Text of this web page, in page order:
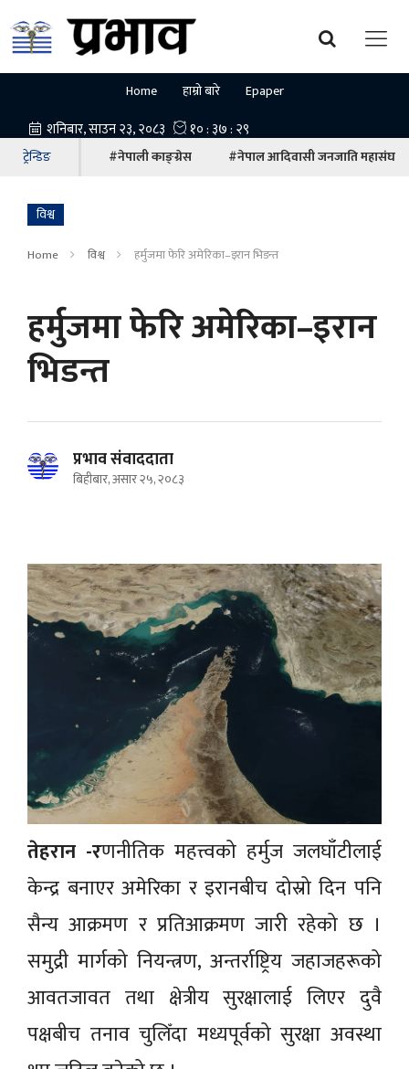
Home हाम्रो बारे Epaper
ट्रेन्डिङ #नेपाली काङ्ग्रेस #नेपाल आदिवासी जनजाति महासंघ
विश्व
Home विश्व हर्मुजमा फेरि अमेरिका–इरान भिडन्त
हर्मुजमा फेरि अमेरिका–इरान
भिडन्त
प्रभाव संवाददाता
बिहीबार, असार २५, २०८३
तेहरान -रणनीतिक महत्त्वको हर्मुज जलघाँटीलाई
केन्द्र बनाएर अमेरिका र इरानबीच दोस्रो दिन पनि
सैन्य आक्रमण र प्रतिआक्रमण जारी रहेको छ ।
समुद्री मार्गको नियन्त्रण, अन्तर्राष्ट्रिय जहाजहरूको
आवतजावत तथा क्षेत्रीय सुरक्षालाई लिएर दुवै
पक्षबीच तनाव चुलिँदा मध्यपूर्वको सुरक्षा अवस्था